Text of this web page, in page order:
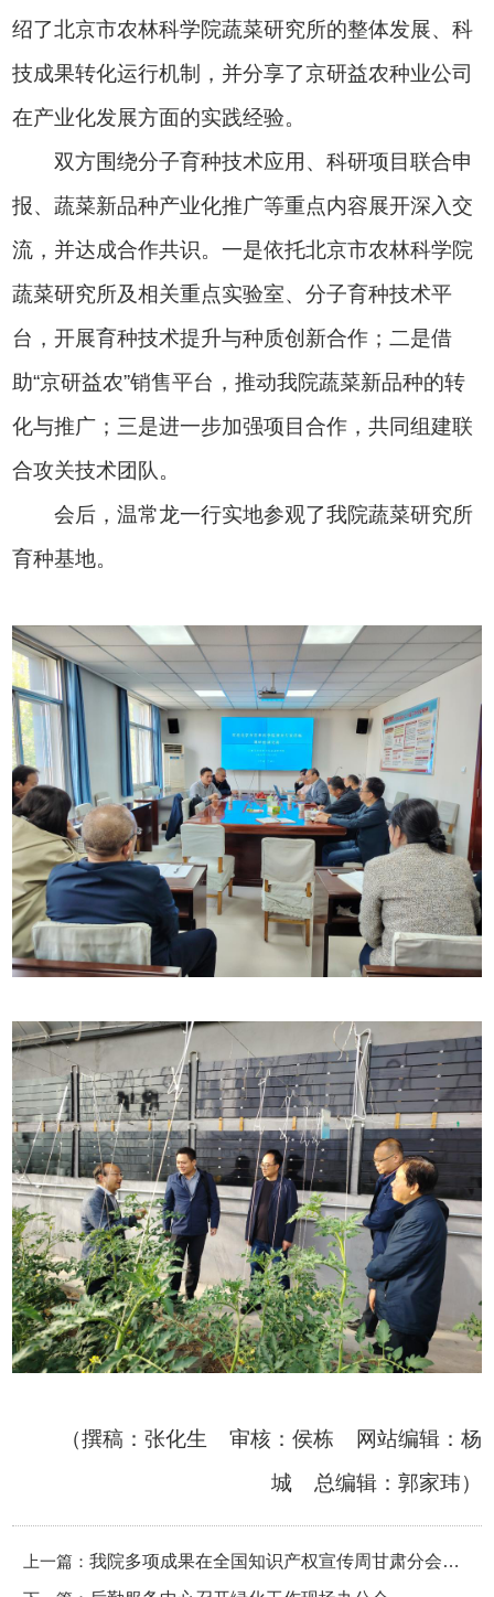
绍了北京市农林科学院蔬菜研究所的整体发展、科
技成果转化运行机制，并分享了京研益农种业公司
在产业化发展方面的实践经验。
双方围绕分子育种技术应用、科研项目联合申
报、蔬菜新品种产业化推广等重点内容展开深入交
流，并达成合作共识。一是依托北京市农林科学院
蔬菜研究所及相关重点实验室、分子育种技术平
台，开展育种技术提升与种质创新合作；二是借
助“京研益农”销售平台，推动我院蔬菜新品种的转
化与推广；三是进一步加强项目合作，共同组建联
合攻关技术团队。
会后，温常龙一行实地参观了我院蔬菜研究所
育种基地。
（撰稿：张化生 审核：侯栋 网站编辑：杨
城 总编辑：郭家玮）
上一篇：我院多项成果在全国知识产权宣传周甘肃分会场